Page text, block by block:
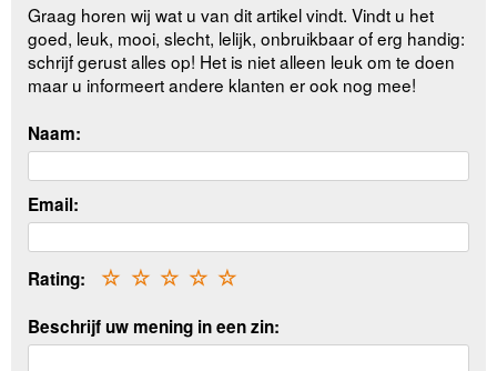
Graag horen wij wat u van dit artikel vindt. Vindt u het
goed, leuk, mooi, slecht, lelijk, onbruikbaar of erg handig:
schrijf gerust alles op! Het is niet alleen leuk om te doen
maar u informeert andere klanten er ook nog mee!
Naam:
Email:
Rating: ☆
☆
☆
☆
☆
Beschrijf uw mening in een zin: